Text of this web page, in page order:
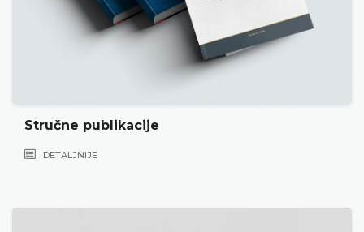
Stručne publikacije
DETALJNIJE